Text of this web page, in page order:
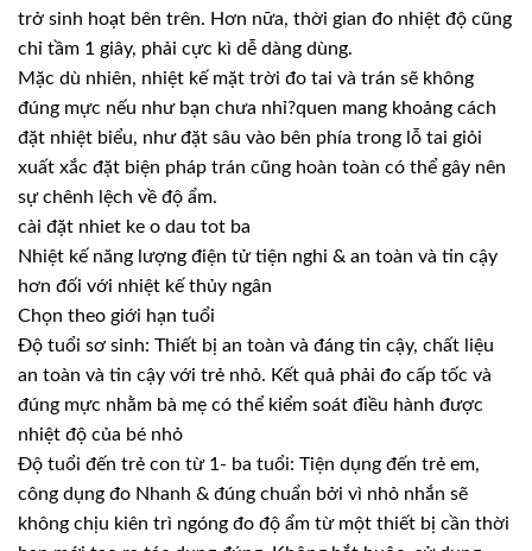
trở sinh hoạt bên trên. Hơn nữa, thời gian đo nhiệt độ cũng
chỉ tầm 1 giây, phải cực kì dễ dàng dùng.
Mặc dù nhiên, nhiệt kế mặt trời đo tai và trán sẽ không
đúng mực nếu như bạn chưa nhỉ?quen mang khoảng cách
đặt nhiệt biểu, như đặt sâu vào bên phía trong lỗ tai giỏi
xuất xắc đặt biện pháp trán cũng hoàn toàn có thể gây nên
sự chênh lệch về độ ẩm.
cài đặt nhiet ke o dau tot ba
Nhiệt kế năng lượng điện tử tiện nghi & an toàn và tin cậy
hơn đối với nhiệt kế thủy ngân
Chọn theo giới hạn tuổi
Độ tuổi sơ sinh: Thiết bị an toàn và đáng tin cậy, chất liệu
an toàn và tin cậy với trẻ nhỏ. Kết quả phải đo cấp tốc và
đúng mực nhằm bà mẹ có thể kiểm soát điều hành được
nhiệt độ của bé nhỏ
Độ tuổi đến trẻ con từ 1- ba tuổi: Tiện dụng đến trẻ em,
công dụng đo Nhanh & đúng chuẩn bởi vì nhỏ nhắn sẽ
không chịu kiên trì ngóng đo độ ẩm từ một thiết bị cần thời